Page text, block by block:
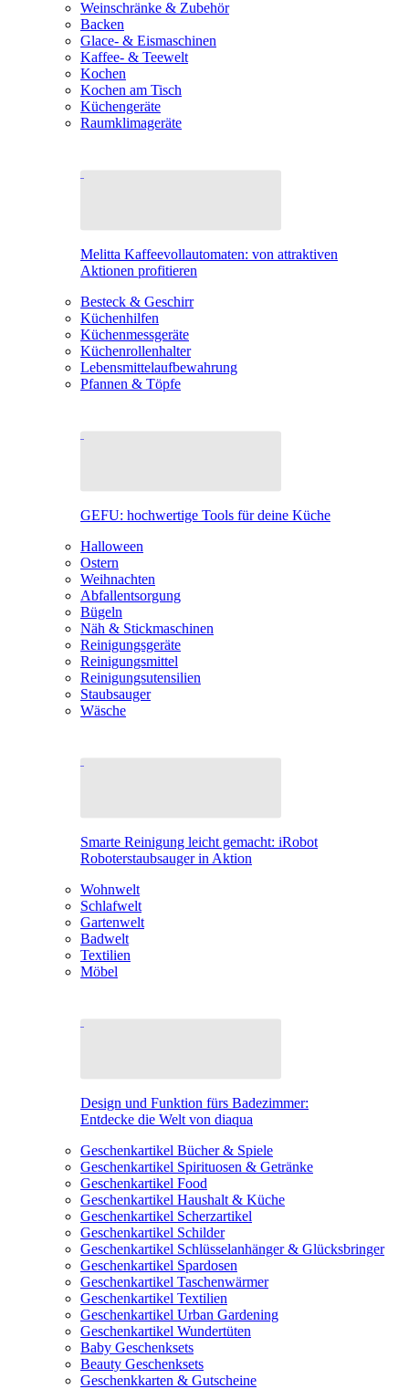
Weinschränke & Zubehör
Backen
Glace- & Eismaschinen
Kaffee- & Teewelt
Kochen
Kochen am Tisch
Küchengeräte
Raumklimageräte
Melitta Kaffeevollautomaten: von attraktiven
Aktionen profitieren
Besteck & Geschirr
Küchenhilfen
Küchenmessgeräte
Küchenrollenhalter
Lebensmittelaufbewahrung
Pfannen & Töpfe
GEFU: hochwertige Tools für deine Küche
Halloween
Ostern
Weihnachten
Abfallentsorgung
Bügeln
Näh & Stickmaschinen
Reinigungsgeräte
Reinigungsmittel
Reinigungsutensilien
Staubsauger
Wäsche
Smarte Reinigung leicht gemacht: iRobot
Roboterstaubsauger in Aktion
Wohnwelt
Schlafwelt
Gartenwelt
Badwelt
Textilien
Möbel
Design und Funktion fürs Badezimmer:
Entdecke die Welt von diaqua
Geschenkartikel Bücher & Spiele
Geschenkartikel Spirituosen & Getränke
Geschenkartikel Food
Geschenkartikel Haushalt & Küche
Geschenkartikel Scherzartikel
Geschenkartikel Schilder
Geschenkartikel Schlüsselanhänger & Glücksbringer
Geschenkartikel Spardosen
Geschenkartikel Taschenwärmer
Geschenkartikel Textilien
Geschenkartikel Urban Gardening
Geschenkartikel Wundertüten
Baby Geschenksets
Beauty Geschenksets
Geschenkkarten & Gutscheine